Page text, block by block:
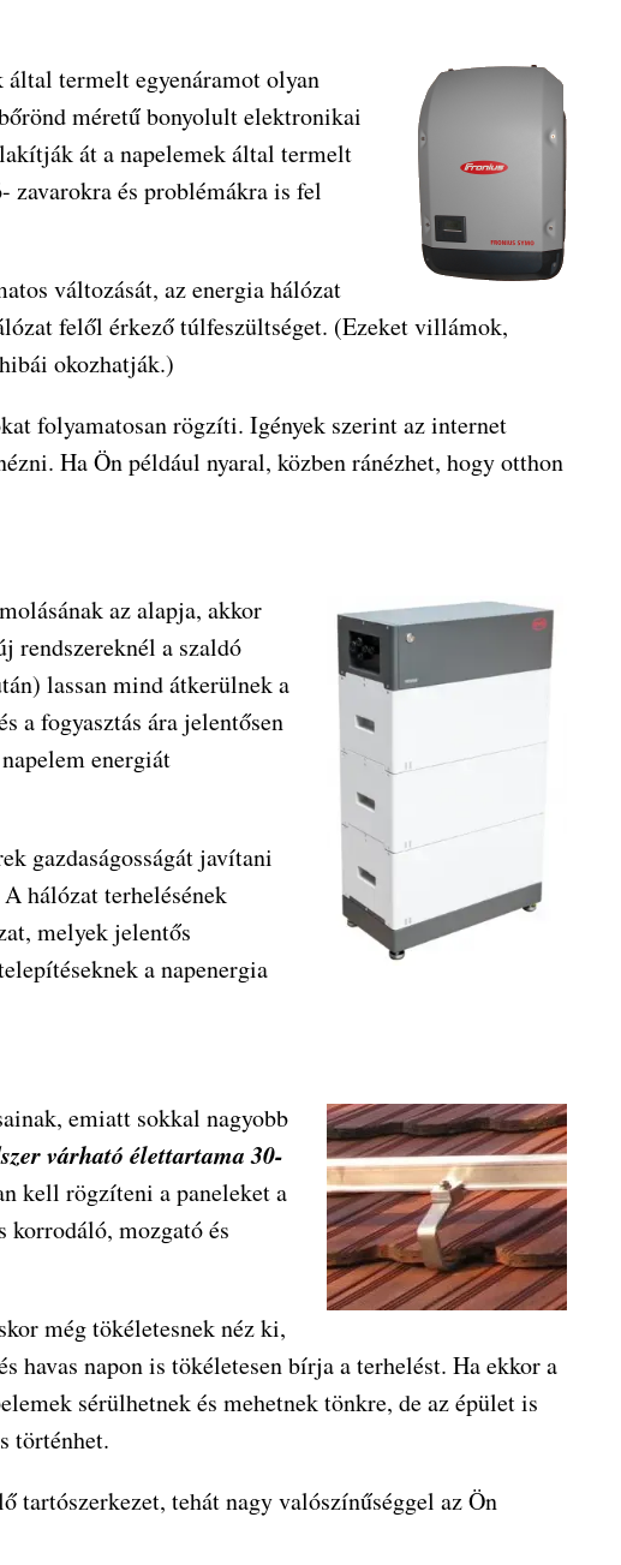
által termelt egyenáramot olyan
méretű bonyolult elektronikai
át a napelemek által termelt
zavarokra és problémákra is fel
változását, az energia hálózat
felől érkező túlfeszültséget. (Ezeket villámok,
okozhatják.)
folyamatosan rögzíti. Igények szerint az internet
Ha Ön például nyaral, közben ránézhet, hogy otthon
az alapja, akkor
rendszereknél a szaldó
lassan mind átkerülnek a
a fogyasztás ára jelentősen
energiát
gazdaságosságát javítani
hálózat terhelésének
melyek jelentős
a napenergia
emiatt sokkal nagyobb
várható élettartama 30-
kell rögzíteni a paneleket a
korrodáló, mozgató és
még tökéletesnek néz ki,
havas napon is tökéletesen bírja a terhelést. Ha ekkor a
sérülhetnek és mehetnek tönkre, de az épület is
történhet.
tehát nagy valószínűséggel az Ön